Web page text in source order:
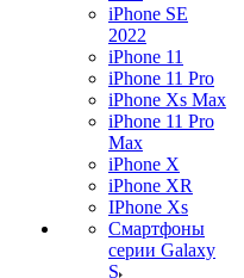
iPhone SE
2022
iPhone 11
iPhone 11 Pro
iPhone Xs Max
iPhone 11 Pro
Max
iPhone X
iPhone XR
IPhone Xs
Смартфоны
серии Galaxy
S